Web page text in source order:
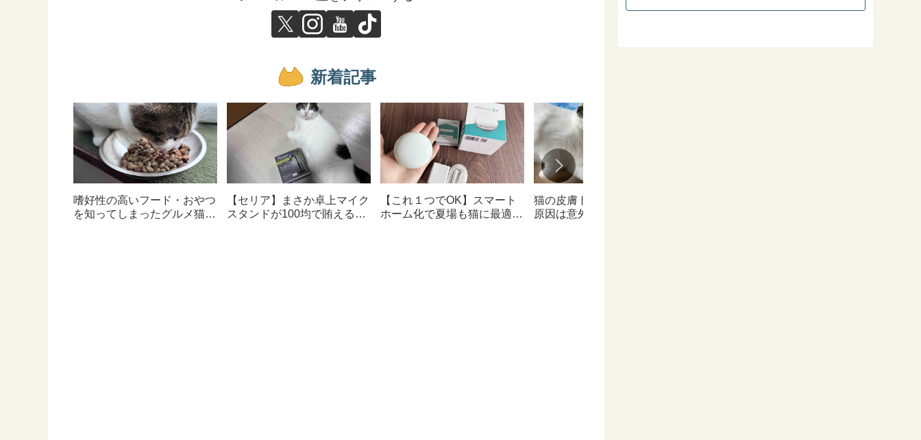
新着記事
嗜好性の高いフード・おやつ
を知ってしまったグルメ猫の
【セリア】まさか卓上マイク
スタンドが100均で賄えるな
【これ１つでOK】スマート
ホーム化で夏場も猫に最適な
猫の皮膚トラブル、根本的な
原因は意外なとこにあるかも